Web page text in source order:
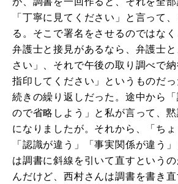
「丁寧に見てください」と言って
る。そこで署名をさせるのではな
弁護士と接見があるなら、弁護士
さい」、それで午後の取り調べで
指印してください」というものだ
続きの繰り返しだった。途中から
ので省略しよう」と私が言って、
になりましたが。それから、「ち
「認識が違う」「事実関係が違う
は調書に斜線を引いて直すという
んだけど、西村さんは調書を書き